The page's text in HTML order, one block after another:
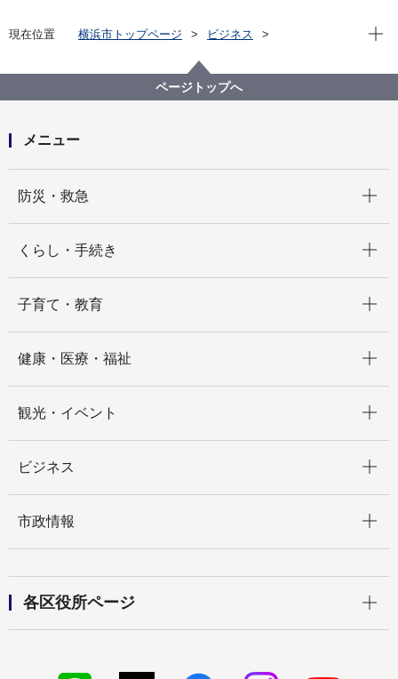
現在位置 横浜市トップページ
ビジネス
適切な価格転嫁に向けた取組
現在
ページトップへ
メニュー
防災・救急
くらし・手続き
子育て・教育
健康・医療・福祉
観光・イベント
ビジネス
市政情報
各区役所ページ